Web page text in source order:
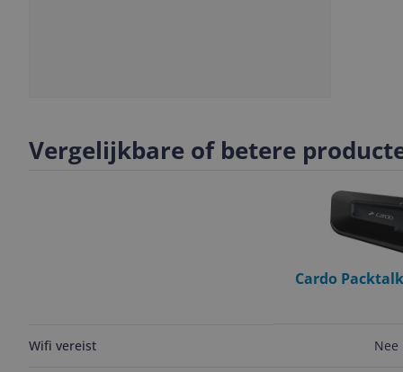
Vergelijkbare of betere
Wifi vereist
Cardo
Nee